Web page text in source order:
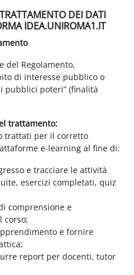
DEI DATI
IDEA.UNIROMA1.IT
del Regolamento,
di interesse pubblico o
pubblici poteri” (finalità
trattamento:
trattati per il corretto
e-learning al fine di:
e tracciare le attività
esercizi completati, quiz
comprensione e
corso;
e fornire
report per docenti, tutor